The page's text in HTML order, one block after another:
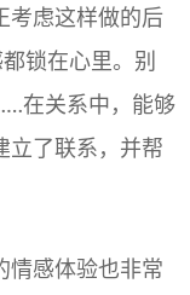
考虑这样做的后
锁在心里。别
在关系中，能够
立了联系，并帮
情感体验也非常